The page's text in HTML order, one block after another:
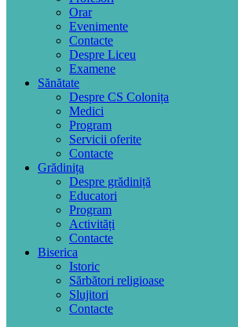
Orar
Evenimente
Contacte
Despre Liceu
Examene
Sănătate
Despre CS Colonița
Medici
Program
Servicii oferite
Contacte
Grădinița
Despre grădiniță
Educatori
Program
Activități
Contacte
Biserica
Istoric
Sărbători religioase
Slujitori
Contacte